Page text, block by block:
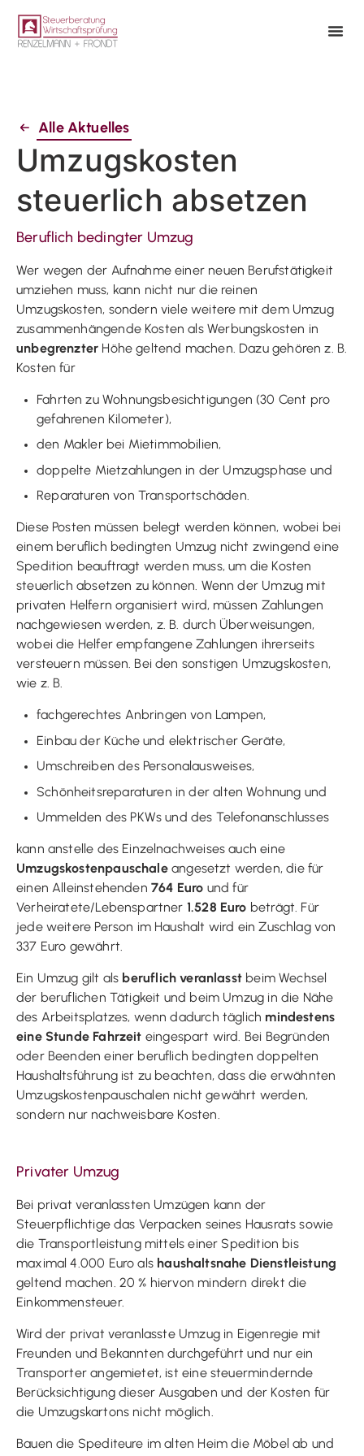
Alle Aktuelles
Umzugskosten
steuerlich absetzen
Beruflich bedingter Umzug
Wer wegen der Aufnahme einer neuen Berufstätigkeit
umziehen muss, kann nicht nur die reinen
Umzugskosten, sondern viele weitere mit dem Umzug
zusammenhängende Kosten als Werbungskosten in
unbegrenzter Höhe geltend machen. Dazu gehören z. B.
Kosten für
Fahrten zu Wohnungsbesichtigungen (30 Cent pro
gefahrenen Kilometer),
den Makler bei Mietimmobilien,
doppelte Mietzahlungen in der Umzugsphase und
Reparaturen von Transportschäden.
Diese Posten müssen belegt werden können, wobei bei
einem beruflich bedingten Umzug nicht zwingend eine
Spedition beauftragt werden muss, um die Kosten
steuerlich absetzen zu können. Wenn der Umzug mit
privaten Helfern organisiert wird, müssen Zahlungen
nachgewiesen werden, z. B. durch Überweisungen,
wobei die Helfer empfangene Zahlungen ihrerseits
versteuern müssen. Bei den sonstigen Umzugskosten,
wie z. B.
fachgerechtes Anbringen von Lampen,
Einbau der Küche und elektrischer Geräte,
Umschreiben des Personalausweises,
Schönheitsreparaturen in der alten Wohnung und
Ummelden des PKWs und des Telefonanschlusses
kann anstelle des Einzelnachweises auch eine
Umzugskostenpauschaleangesetzt werden, die für
einen Alleinstehenden 764 Euro und für
Verheiratete/Lebenspartner 1.528 Euro beträgt. Für
jede weitere Person im Haushalt wird ein Zuschlag von
337 Euro gewährt.
Ein Umzug gilt als beruflich veranlasst beim Wechsel
der beruflichen Tätigkeit und beim Umzug in die Nähe
des Arbeitsplatzes, wenn dadurch täglich mindestens
eine Stunde Fahrzeit eingespart wird. Bei Begründen
oder Beenden einer beruflich bedingten doppelten
Haushaltsführung ist zu beachten, dass die erwähnten
Umzugskostenpauschalen nicht gewährt werden,
sondern nur nachweisbare Kosten.
Privater Umzug
Bei privat veranlassten Umzügen kann der
Steuerpflichtige das Verpacken seines Hausrats sowie
die Transportleistung mittels einer Spedition bis
maximal 4.000 Euro als haushaltsnahe Dienstleistung
geltend machen. 20 % hiervon mindern direkt die
Einkommensteuer.
Wird der privat veranlasste Umzug in Eigenregie mit
Freunden und Bekannten durchgeführt und nur ein
Transporter angemietet, ist eine steuermindernde
Berücksichtigung dieser Ausgaben und der Kosten für
die Umzugskartons nicht möglich.
Bauen die Spediteure im alten Heim die Möbel ab und